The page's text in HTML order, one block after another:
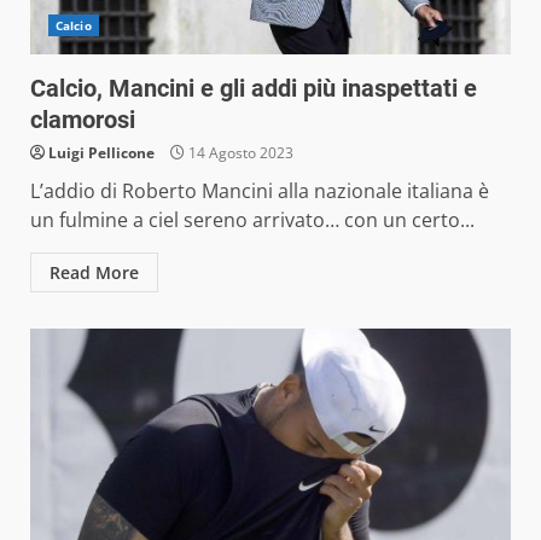
Calcio
Calcio, Mancini e gli addi più inaspettati e
clamorosi
Luigi Pellicone 14 Agosto 2023
L’addio di Roberto Mancini alla nazionale italiana è
un fulmine a ciel sereno arrivato… con un certo...
Read More